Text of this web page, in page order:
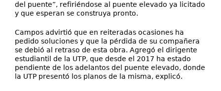
del puente”, refiriéndose al puente elevado ya licitado
y que esperan se construya pronto.
Campos advirtió que en reiteradas ocasiones ha
pedido soluciones y que la pérdida de su compañera
se debió al retraso de esta obra. Agregó el dirigente
estudiantil de la UTP, que desde el 2017 ha estado
pendiente de los adelantos del puente elevado, donde
la UTP presentó los planos de la misma, explicó.